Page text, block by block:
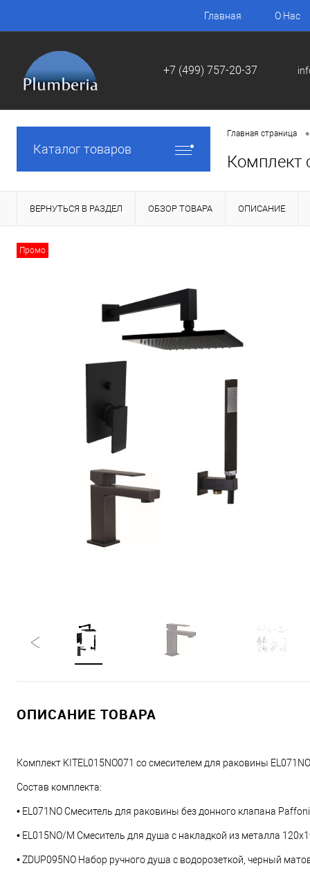
Главная О Нас
+7 (499) 757-20-37
Каталог товаров
Главная страница •
Комплект
ВЕРНУТЬСЯ В РАЗДЕЛ ОБЗОР ТОВАРА ОПИСАНИЕ
Промо
ОПИСАНИЕ ТОВАРА
Комплект KITEL015NO071 со смесителем для раковины
Состав комплекта:
• EL071NO Смеситель для раковины без донного клапана Paffoni
• EL015NO/M Смеситель для душа с накладкой из металла
• ZDUP095NO Набор ручного душа с водорозеткой, черный